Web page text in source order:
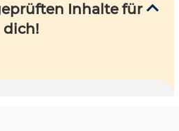
Inhalte für
dich!